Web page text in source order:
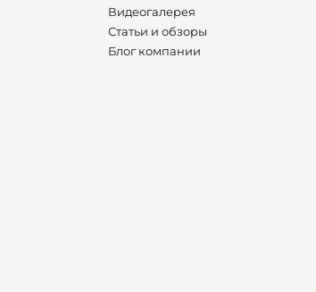
Видеогалерея
Статьи и обзоры
Блог компании